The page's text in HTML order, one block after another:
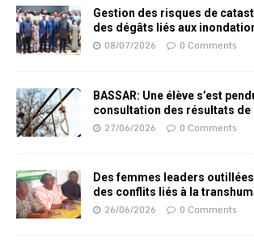
Gestion des risques de
des dégâts liés aux
08/07/2026 0 Comments
BASSAR: Une élève s’est
consultation des résultats de
27/06/2026 0 Comments
Des femmes leaders
des conflits liés à la
26/06/2026 0 Comments